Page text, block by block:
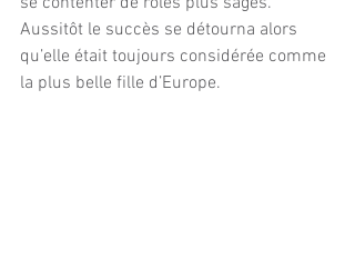
Aussitôt le succès se détourna alors
qu’elle était toujours considérée comme
la plus belle fille d’Europe.